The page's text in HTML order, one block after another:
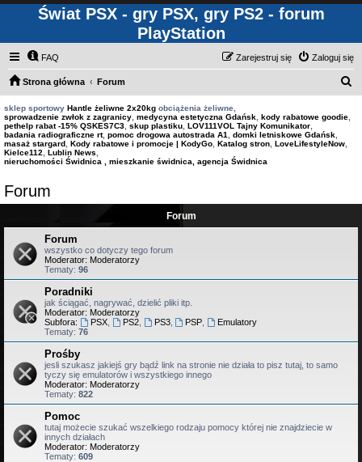
Świat PSX - gry PSX, gry PS2 - forum
PlayStation
FAQ Zaloguj się
Zarejestruj się
Strona główna Forum
sklep sportowy Hantle żeliwne 2x20kg obciążenia żeliwne,
sprowadzenie zwłok z zagranicy medycyna estetyczna Gdańsk kody rabatowe goodie
pethelp rabat -15% QSKES7C3 skup plastiku LOV111VOL Tajny Komunikator
badania radiograficzne rt, pomoc drogowa autostrada A1 domki letniskowe Gdańsk
masaż stargard Kody rabatowe i promocje | KodyGo Katalog stron LoveLifestyleNow
Kielce112
Lublin News
nieruchomości Świdnica , mieszkanie świdnica, agencja Świdnica
Forum
Forum
Forum
wszystko co dotyczy tego forum
Moderator: Moderatorzy
Tematy: 96
Poradniki
jak ściągać, nagrywać, dzielić pliki itp.
Moderator: Moderatorzy
Subfora:
PSX, PS2, PS3, PSP
Emulatory
Tematy: 76
Prośby
jesli szukasz jakiejś gry bądź link na stronie nie działa to pisz tutaj, to samo
tyczy się emulatorów i wszystkiego innego
Moderator: Moderatorzy
Tematy: 822
Pomoc
tutaj możecie szukać wszelkiego rodzaju pomocy której nie znajdziecie w
innych działach
Moderator: Moderatorzy
Tematy: 609